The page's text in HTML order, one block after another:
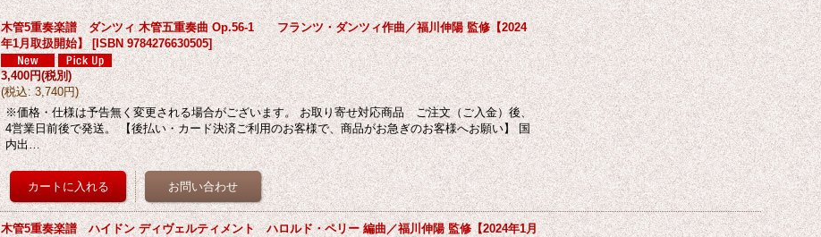
木管5重奏楽譜 ダンツィ 木管五重奏曲 Op.56-1 フランツ・ダンツィ作曲／福川伸陽 監修【2024
年1月取扱開始】 [ISBN 9784276630505]
3,400円(税別)
(税込: 3,740円)
※価格・仕様は予告無く変更される場合がございます。 お取り寄せ対応商品 ご注文（ご入金）後、
4営業日前後で発送。 【後払い・カード決済ご利用のお客様で、商品がお急ぎのお客様へお願い】 国
内出…
木管5重奏楽譜 ハイドン ディヴェルティメント ハロルド・ペリー 編曲／福川伸陽 監修【2024年1月